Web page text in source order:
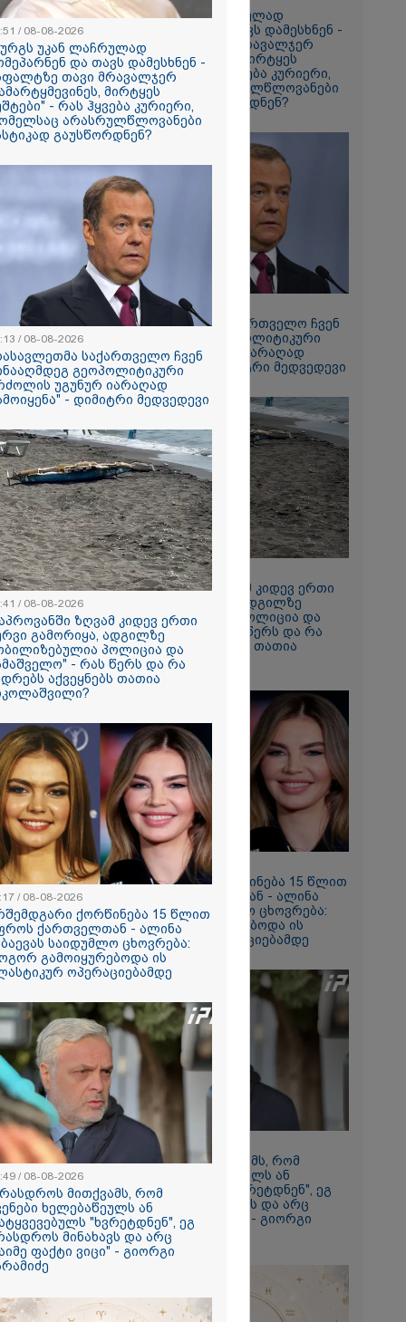
და როგორ
უჩვეულო
ვარ..
გაიცანით
ქართულ
ბიჭი
აქამდე
- რა
რომ ვთქვა,
თუ
იმნაძე
ნია
გამოსული
ეს... მას
სასჯელი
კუპატაძე
ვიღებთ
- რას წერს
1764.80
- 57
"ზურგს უკან ლაჩრულად
მომეპარნენ და თავს დამესხნენ -
ასფალტზე თავი მრავალჯერ
დამარტყმევინეს, მირტყეს
მუშტები" - რას ჰყვება კურიერი,
რომელსაც არასრულწლოვანები
სასტიკად გაუსწორდნენ?
17:13 / 08-08-2026
"დასავლეთმა საქართველო ჩვენ
წინააღმდეგ გეოპოლიტიკური
ბრძოლის უგუნურ იარაღად
გამოიყენა" - დიმიტრი მედვედევი
16:41 / 08-08-2026
"კაპროვანში ზღვამ კიდევ ერთი
ჭურვი გამორიყა, ადგილზე
მობილიზებულია პოლიცია და
სამაშველო" - რას წერს და რა
კადრებს აქვეყნებს თათია
ნიკოლაშვილი?
11:17 / 08-08-2026
არშემდგარი ქორწინება 15 წლით
უფროს ქართველთან - ალინა
კაბაევას საიდუმლო ცხოვრება:
როგორ გამოიყურებოდა ის
პლასტიკურ ოპერაციებამდე
08:49 / 08-08-2026
"არასდროს მითქვამს, რომ
ჩვენები ხელებაწეულს ან
დატყვევებულს "ხვრეტდნენ", ეგ
არასდროს მინახავს და არც
რაიმე ფაქტი ვიცი" - გიორგი
ბარამიძე
/ 08-08-2026
უკან ლაჩრულად
და თავს დამესხნენ -
თავი მრავალჯერ
მირტყეს
- რას ჰყვება კურიერი,
არასრულწლოვანები
გაუსწორდნენ?
/ 08-08-2026
საქართველო ჩვენ
გეოპოლიტიკური
უგუნურ იარაღად
- დიმიტრი მედვედევი
/ 08-08-2026
ზღვამ კიდევ ერთი
გამორიყა, ადგილზე
პოლიცია და
- რას წერს და რა
აქვეყნებს თათია
/ 08-08-2026
ქორწინება 15 წლით
ქართველთან - ალინა
საიდუმლო ცხოვრება:
გამოიყურებოდა ის
ოპერაციებამდე
/ 08-08-2026
მითქვამს, რომ
ხელებაწეულს ან
"ხვრეტდნენ", ეგ
მინახავს და არც
ფაქტი ვიცი" - გიორგი